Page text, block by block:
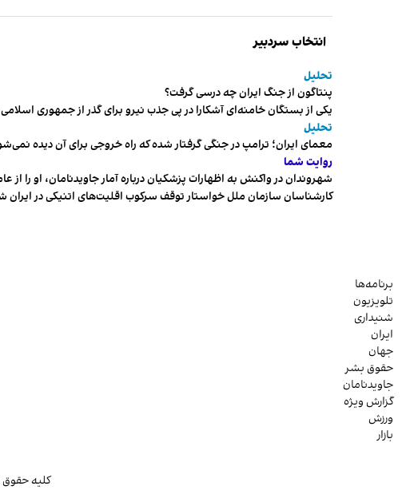
انتخاب سردبیر
تحلیل
پنتاگون از جنگ ایران چه درسی گرفت؟
یکی از بستگان خامنه‌ای آشکارا در پی جذب نیرو برای گذر از جمهوری
تحلیل
معمای ایران؛ ترامپ در جنگی گرفتار شده که راه خروجی برای آن دیده
روایت شما
شهروندان در واکنش به اظهارات پزشکیان درباره آمار جاویدنامان، او را از
کارشناسان سازمان ملل خواستار توقف سرکوب اقلیت‌های اتنیکی در ایران
برنامه‌ها
تلویزیون
شنیداری
ایران
جهان
حقوق بشر
جاویدنامان
گزارش ویژه
ورزش
بازار
کلیه